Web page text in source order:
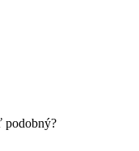
podobný?